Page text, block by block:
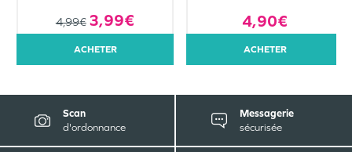
4,99€ 3,99€
ACHETER
4,90€
ACHETER
Scan
d'ordonnance
Messagerie
sécurisée